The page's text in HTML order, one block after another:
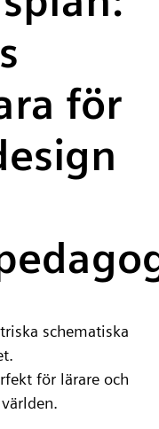
för
schematiska
för lärare och